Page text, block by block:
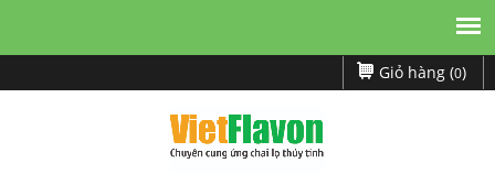
Giỏ hàng (0)